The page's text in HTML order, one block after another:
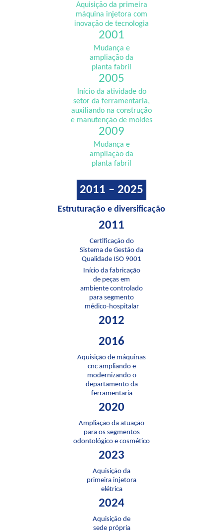
Aquisição da primeira
máquina injetora com
inovação de tecnologia
2009
Mudança e
ampliação da
planta fabril
2005
Início da atividade do
setor da ferramentaria,
auxiliando na construção
e manutenção de moldes
2001
Mudança e
ampliação da
planta fabril
2011 – 2025
Estruturação e diversificação
2011
Certificação do
Sistema de Gestão da
Qualidade ISO 9001
2012
Início da fabricação
de peças em
ambiente controlado
para segmento
médico-hospitalar
2016
Aquisição de máquinas
cnc ampliando e
modernizando o
departamento da
ferramentaria
2020
Ampliação da atuação
para os segmentos
odontológico e cosmético
2023
Aquisição da
primeira injetora
elétrica
2024
Aquisição de
sede própria